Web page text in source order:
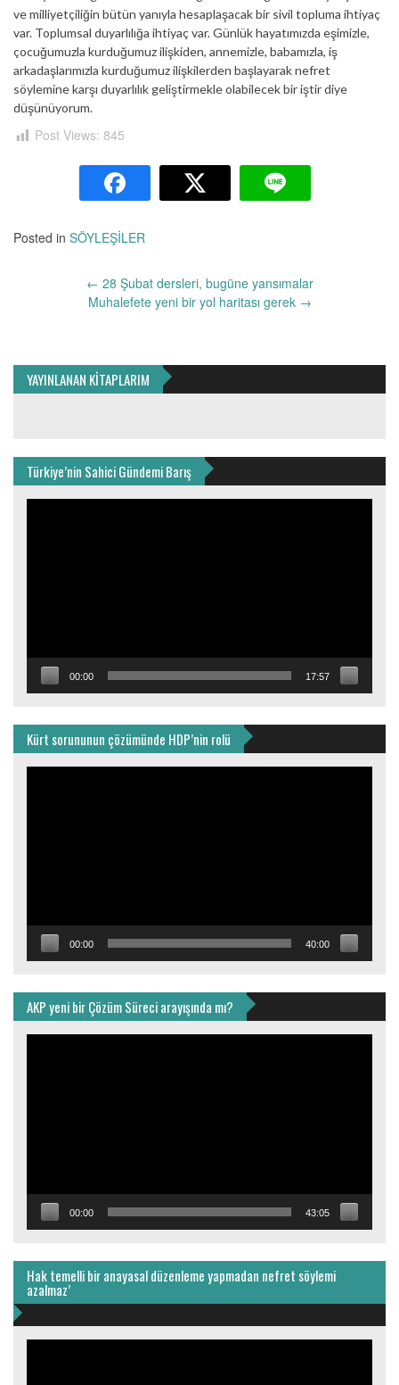
ve milliyetçiliğin bütün yanıyla hesaplaşacak bir sivil topluma ihtiyaç
var. Toplumsal duyarlılığa ihtiyaç var. Günlük hayatımızda eşimizle,
çocuğumuzla kurduğumuz ilişkiden, annemizle, babamızla, iş
arkadaşlarımızla kurduğumuz ilişkilerden başlayarak nefret
söylemine karşı duyarlılık geliştirmekle olabilecek bir iştir diye
düşünüyorum.
Post Views: 845
Posted in SÖYLEŞİLER
← 28 Şubat dersleri, bugüne yansımalar
Muhalefete yeni bir yol haritası gerek →
YAYINLANAN KİTAPLARIM
Türkiye’nin Sahici Gündemi Barış
00:00 17:57
Kürt sorununun çözümünde HDP’nin rolü
00:00 40:00
AKP yeni bir Çözüm Süreci arayışında mı?
00:00 43:05
Hak temelli bir anayasal düzenleme yapmadan nefret söylemi
azalmaz’